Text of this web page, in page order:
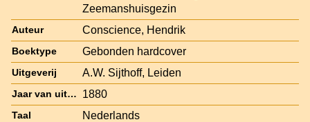
Zeemanshuisgezin
Auteur Conscience, Hendrik
Boektype Gebonden hardcover
Uitgeverij A.W. Sijthoff, Leiden
Jaar van uitgave 1880
Taal Nederlands